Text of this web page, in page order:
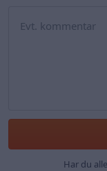
Evt. kommentar
Har du